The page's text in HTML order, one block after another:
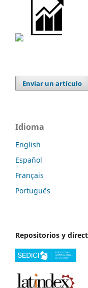
Enviar un artículo
Idioma
English
Español
Français
Português
Repositorios y